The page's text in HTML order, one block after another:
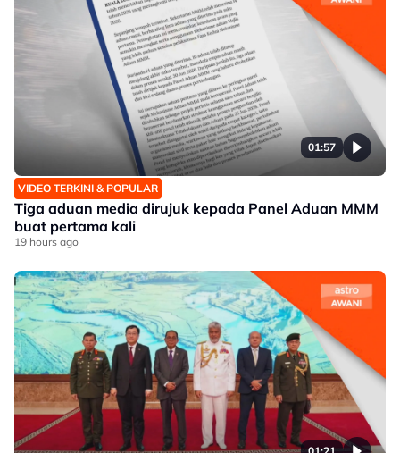
01:57
VIDEO TERKINI & POPULAR
Tiga aduan media dirujuk kepada Panel Aduan MMM
buat pertama kali
19 hours ago